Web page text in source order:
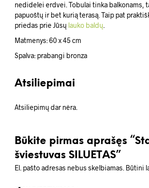
nedidelei erdvei. Tobulai tinka balkonams,
papuoštų ir bet kurią terasą. Taip pat
priedas prie Jūsų lauko baldų.
Matmenys: 60 x 45 cm
Spalva: prabangi bronza
Atsiliepimai
Atsiliepimų dar nėra.
Būkite pirmas aprašęs
šviestuvas SILUETAS”
El. pašto adresas nebus skelbiamas. Būtini